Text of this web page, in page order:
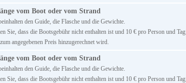
vom Boot oder vom Strand
den Guide, die Flasche und die Gewichte.
Sie, dass die Bootsgebühr nicht enthalten ist und 10 € pro Person und Tag
angegebenen Preis hinzugerechnet wird.
vom Boot oder vom Strand
den Guide, die Flasche und die Gewichte.
Sie, dass die Bootsgebühr nicht enthalten ist und 10 € pro Person und Tag